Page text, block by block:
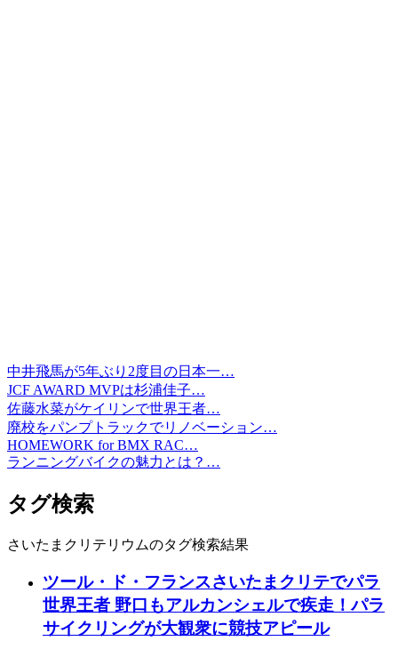
中井飛馬が5年ぶり2度目の日本一…
JCF AWARD MVPは杉浦佳子…
佐藤水菜がケイリンで世界王者…
廃校をパンプトラックでリノベーション…
HOMEWORK for BMX RAC…
ランニングバイクの魅力とは？…
タグ検索
さいたまクリテリウムのタグ検索結果
ツール・ド・フランスさいたまクリテでパラ
世界王者 野口もアルカンシェルで疾走！パラ
サイクリングが大観衆に競技アピール